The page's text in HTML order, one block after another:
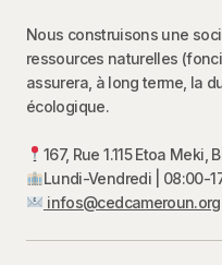
Nous construisons une
ressources naturelles
assurera, à long terme, la
écologique.
167, Rue 1.115 Etoa
Lundi-Vendredi | 08:00-
infos@cedcameroun.org